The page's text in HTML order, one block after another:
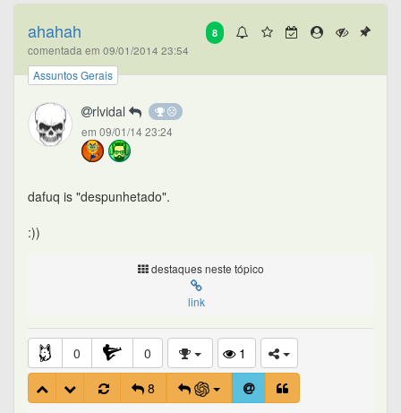
8
ahahah
comentada em 09/01/2014 23:54
Assuntos Gerais
rlvidal
em 09/01/14 23:24
dafuq is "despunhetado".
:))
destaques neste tópico
link
0 0
1
8